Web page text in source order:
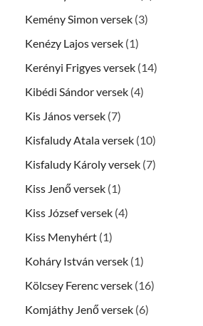
Kemény Simon versek (3)
Kenézy Lajos versek (1)
Kerényi Frigyes versek (14)
Kibédi Sándor versek (4)
Kis János versek (7)
Kisfaludy Atala versek (10)
Kisfaludy Károly versek (7)
Kiss Jenő versek (1)
Kiss József versek (4)
Kiss Menyhért (1)
Koháry István versek (1)
Kölcsey Ferenc versek (16)
Komjáthy Jenő versek (6)